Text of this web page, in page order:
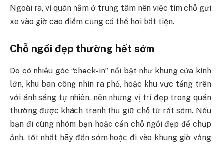
Ngoài ra, vì quán nằm ở trung tâm nên việc tìm chỗ gửi
xe vào giờ cao điểm cũng có thể hơi bất tiện.
Chỗ ngồi đẹp thường hết sớm
Do có nhiều góc “check-in” nổi bật như khung cửa kính
lớn, khu ban công nhìn ra phố, hoặc khu vực tầng trên
với ánh sáng tự nhiên, nên những vị trí đẹp trong quán
thường được khách tranh thủ giữ chỗ từ rất sớm. Nếu
bạn đi cùng nhóm bạn hoặc cần chỗ ngồi đẹp để chụp
ảnh, tốt nhất hãy đến sớm hoặc đi vào khung giờ vắng